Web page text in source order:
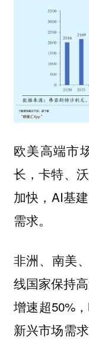
欧美高端市
长，卡特、
加快，AI基
需求。
非洲、南美
线国家保持
增速超50%
新兴市场需